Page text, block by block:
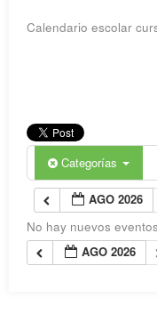
Calendario escolar
Categorías
AGO 2026
No hay nuevos
AGO 2026